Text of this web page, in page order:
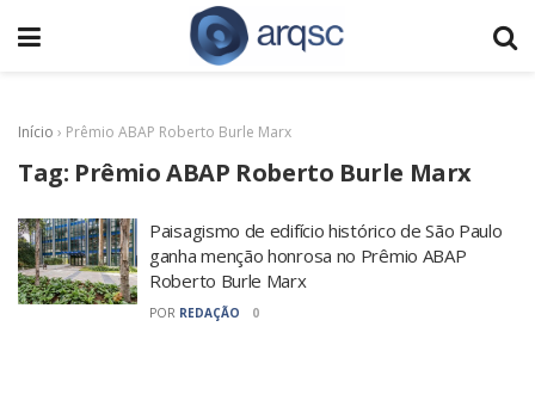
Início › Prêmio ABAP Roberto Burle Marx
Tag: Prêmio ABAP Roberto Burle Marx
Paisagismo de edifício histórico de São Paulo
ganha menção honrosa no Prêmio ABAP
Roberto Burle Marx
POR REDAÇÃO 0